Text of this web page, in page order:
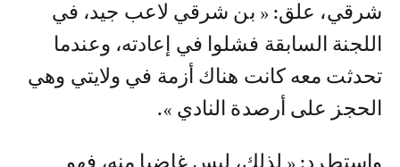
شرقي، علق: « بن شرقي لاعب جيد، في
اللجنة السابقة فشلوا في إعادته، وعندما
تحدثت معه كانت هناك أزمة في ولايتي وهي
الحجز على أرصدة النادي ».